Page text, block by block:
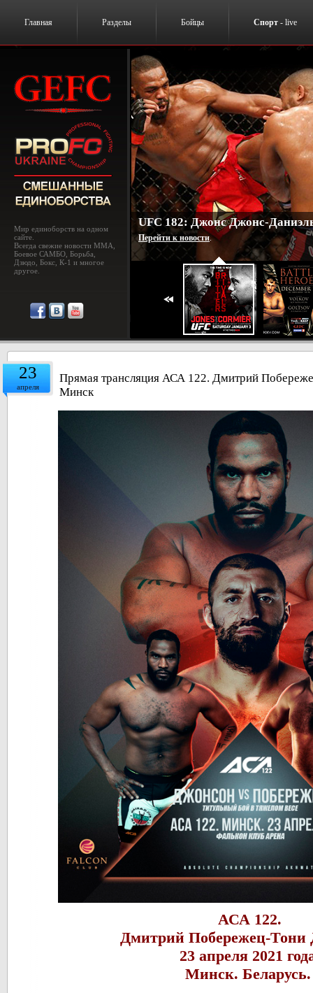
Главная Разделы Бойцы Спорт - live
Мир единоборств на одном
сайте.
Всегда свежие новости MMA,
Боевое САМБО, Борьба,
Дзюдо, Бокс, К-1 и многое
другое.
UFC 182: Джонс Джонс-
Перейти к новости.
23
апреля
Прямая трансляция АСА 122. Дмитрий
Минск
АСА 122.
Дмитрий Побережец-
23 апреля 2021
Минск.